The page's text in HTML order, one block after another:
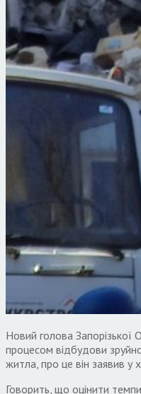
Новий голова
процесом відбудови
житла, про це він заявив у
Говорить, що оцінити